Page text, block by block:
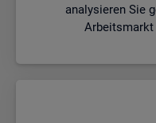
analysieren Sie
Arbeitsmarkt